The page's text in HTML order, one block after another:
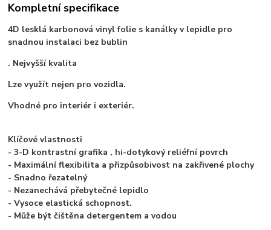
Kompletní specifikace
4D lesklá karbonová vinyl folie s kanálky v lepidle pro
snadnou instalaci bez bublin
. Nejvyšší kvalita
Lze využít nejen pro vozidla.
Vhodné pro interiér i exteriér.
Klíčové vlastnosti
- 3-D kontrastní grafika , hi-dotykový reliéfní povrch
- Maximální flexibilita a přizpůsobivost na zakřivené plochy
- Snadno řezatelný
- Nezanechává přebytečné lepidlo
- Vysoce elastická schopnost.
- Může být čištěna detergentem a vodou